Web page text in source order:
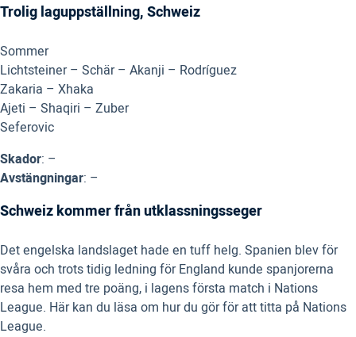
Trolig laguppställning, Schweiz
Sommer
Lichtsteiner – Schär – Akanji – Rodríguez
Zakaria – Xhaka
Ajeti – Shaqiri – Zuber
Seferovic
Skador: –
Avstängningar: –
Schweiz kommer från utklassningsseger
Det engelska landslaget hade en tuff helg. Spanien blev för
svåra och trots tidig ledning för England kunde spanjorerna
resa hem med tre poäng, i lagens första match i Nations
League. Här kan du läsa om hur du gör för att titta på Nations
League.